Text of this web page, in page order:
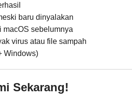
baru dinyalakan
macOS sebelumnya
virus atau file sampah
Windows)
Sekarang!